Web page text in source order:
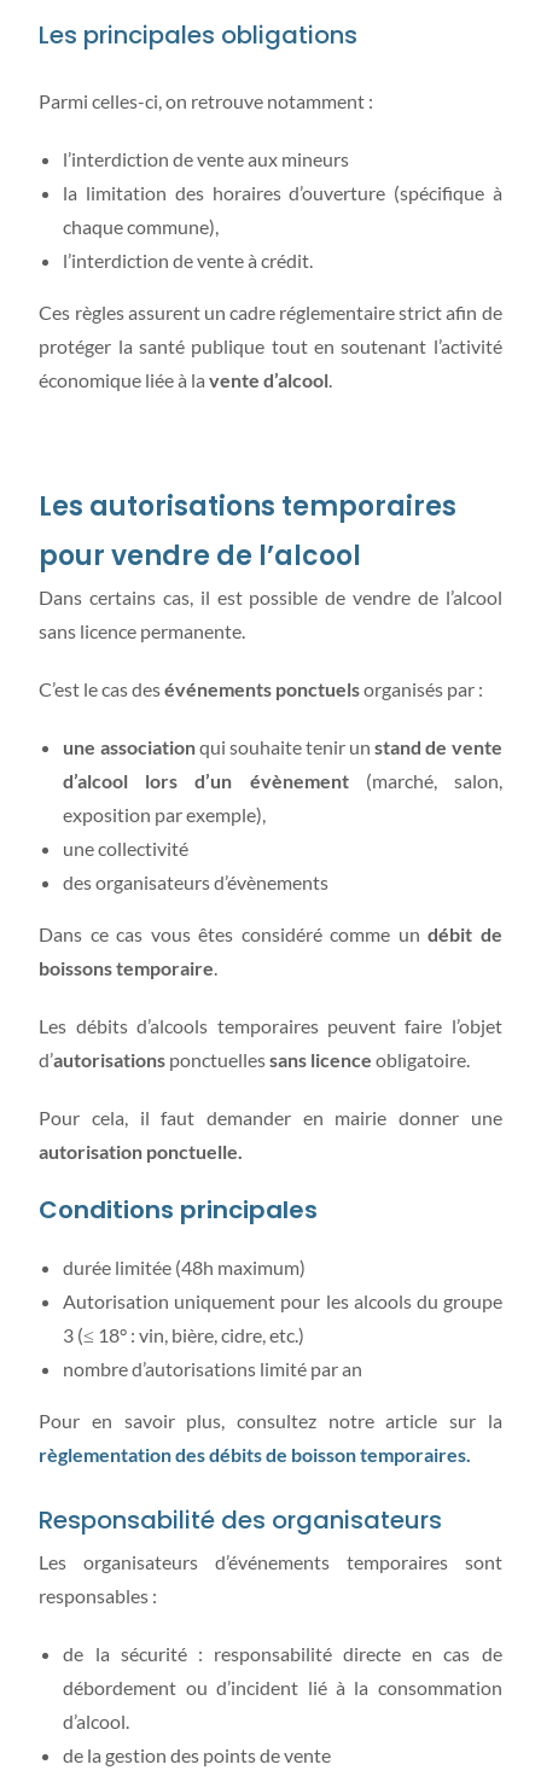
Les principales obligations
Parmi celles-ci, on retrouve notamment :
l’interdiction de vente aux mineurs
la limitation des horaires d’ouverture (spécifique à
chaque commune),
l’interdiction de vente à crédit.
Ces règles assurent un cadre réglementaire strict afin de
protéger la santé publique tout en soutenant l’activité
économique liée à lavente d’alcool.
Les autorisations temporaires
pour vendre de l’alcool
Dans certains cas, il est possible de vendre de l’alcool
sans licence permanente.
C’est le cas desévénements ponctuelsorganisés par :
une associationqui souhaite tenir un stand de vente
d’alcool lors d’un évènement(marché, salon,
exposition par exemple),
une collectivité
des organisateurs d’évènements
Dans ce cas vous êtes considéré comme undébit de
boissons temporaire.
Les débits d’alcools temporaires peuvent faire l’objet
d’autorisations ponctuellessans licence obligatoire.
Pour cela, il faut demander en mairie donner une
autorisation ponctuelle.
Conditions principales
durée limitée (48h maximum)
Autorisation uniquement pour les alcools du groupe
3 (≤ 18° : vin, bière, cidre, etc.)
nombre d’autorisations limité par an
Pour en savoir plus, consultez notre article sur la
règlementation des débits de boisson temporaires.
Responsabilité des organisateurs
Les organisateurs d’événements temporaires sont
responsables :
de la sécurité : responsabilité directe en cas de
débordement ou d’incident lié à la consommation
d’alcool.
de la gestion des points de vente